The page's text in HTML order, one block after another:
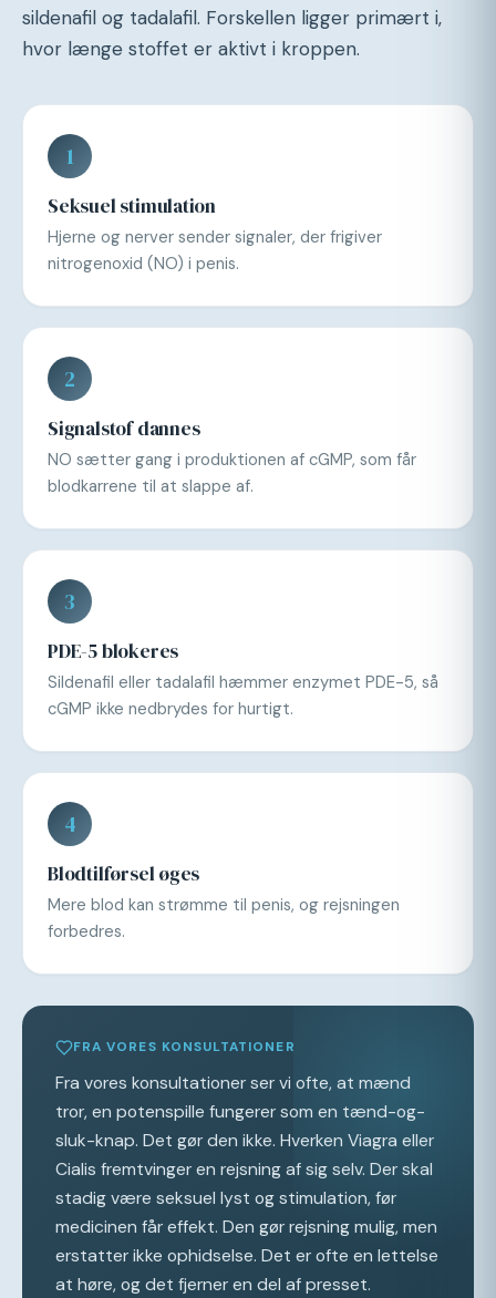
sildenafil og tadalafil. Forskellen ligger primært i,
hvor længe stoffet er aktivt i kroppen.
1
Seksuel stimulation
Hjerne og nerver sender signaler, der frigiver
nitrogenoxid (NO) i penis.
2
Signalstof dannes
NO sætter gang i produktionen af cGMP, som får
blodkarrene til at slappe af.
3
PDE-5 blokeres
Sildenafil eller tadalafil hæmmer enzymet PDE-5, så
cGMP ikke nedbrydes for hurtigt.
4
Blodtilførsel øges
Mere blod kan strømme til penis, og rejsningen
forbedres.
FRA VORES KONSULTATIONER
Fra vores konsultationer ser vi ofte, at mænd
tror, en potenspille fungerer som en tænd-og-
sluk-knap. Det gør den ikke. Hverken Viagra eller
Cialis fremtvinger en rejsning af sig selv. Der skal
stadig være seksuel lyst og stimulation, før
medicinen får effekt. Den gør rejsning mulig, men
erstatter ikke ophidselse. Det er ofte en lettelse
at høre, og det fjerner en del af presset.